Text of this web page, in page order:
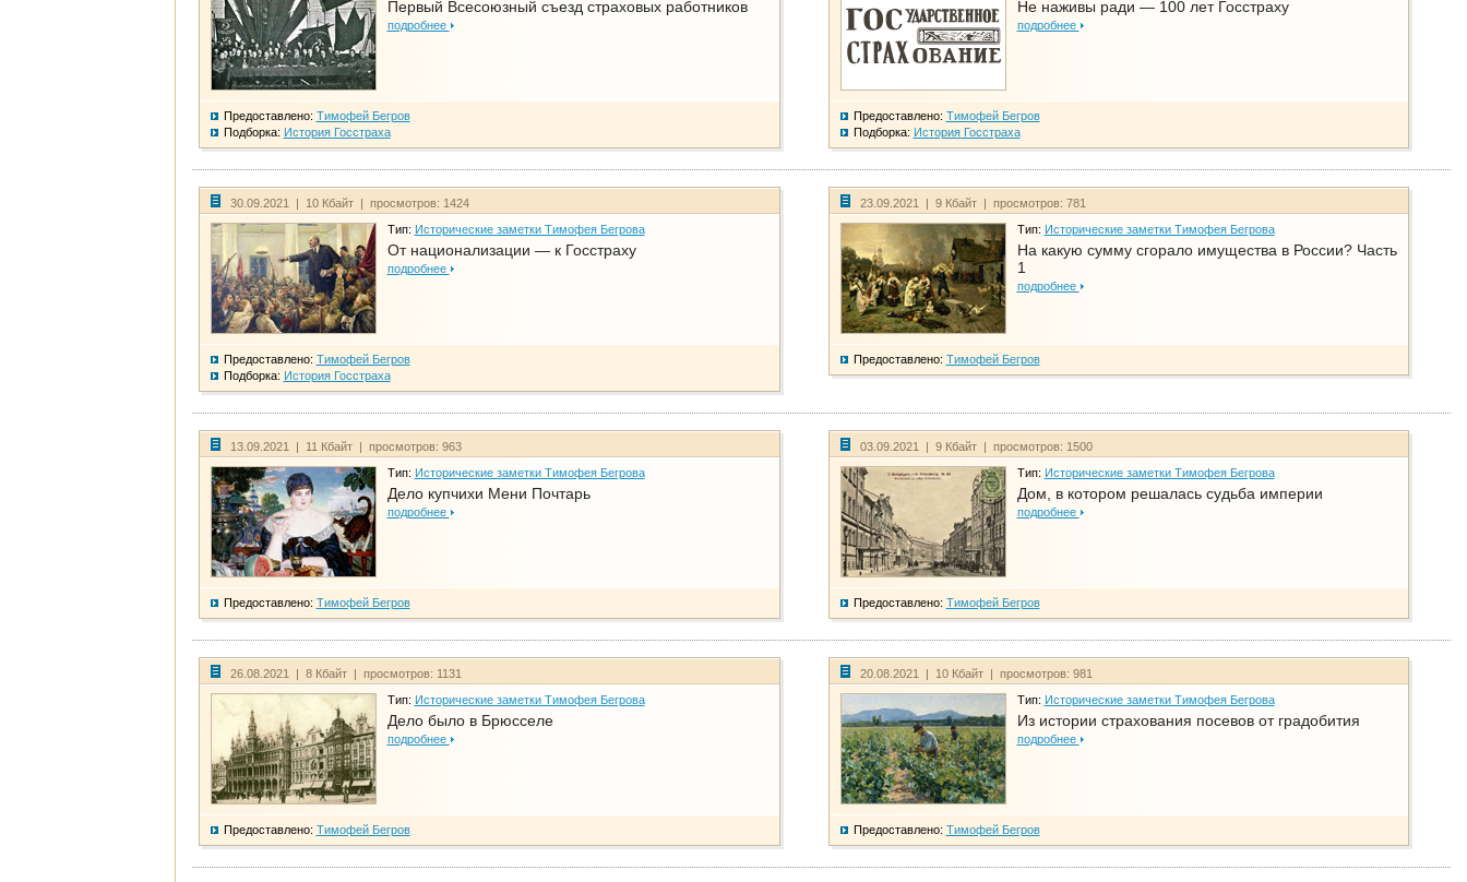
Первый Всесоюзный съезд страховых работников
подробнее
Предоставлено: Тимофей Бегров
Подборка: История Госстраха
Не наживы ради — 100 лет Госстраху
подробнее
Предоставлено: Тимофей Бегров
Подборка: История Госстраха
30.09.2021 | 10 Кбайт | просмотров: 1424
Тип: Исторические заметки Тимофея Бегрова
От национализации — к Госстраху
подробнее
Предоставлено: Тимофей Бегров
Подборка: История Госстраха
23.09.2021 | 9 Кбайт | просмотров: 781
Тип: Исторические заметки Тимофея Бегрова
На какую сумму сгорало имущества в России? Часть
1
подробнее
Предоставлено: Тимофей Бегров
13.09.2021 | 11 Кбайт | просмотров: 963
Тип: Исторические заметки Тимофея Бегрова
Дело купчихи Мени Почтарь
подробнее
Предоставлено: Тимофей Бегров
03.09.2021 | 9 Кбайт | просмотров: 1500
Тип: Исторические заметки Тимофея Бегрова
Дом, в котором решалась судьба империи
подробнее
Предоставлено: Тимофей Бегров
26.08.2021 | 8 Кбайт | просмотров: 1131
Тип: Исторические заметки Тимофея Бегрова
Дело было в Брюсселе
подробнее
Предоставлено: Тимофей Бегров
20.08.2021 | 10 Кбайт | просмотров: 981
Тип: Исторические заметки Тимофея Бегрова
Из истории страхования посевов от градобития
подробнее
Предоставлено: Тимофей Бегров